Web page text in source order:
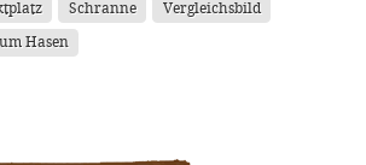
Schranne Vergleichsbild
Hasen